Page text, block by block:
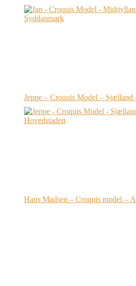
Jeppe – Croquis Model – Sjælland
Hans Madsen – Croquis model –